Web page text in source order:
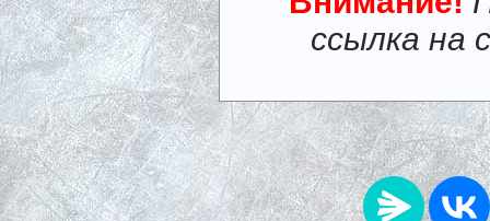
ссылка на